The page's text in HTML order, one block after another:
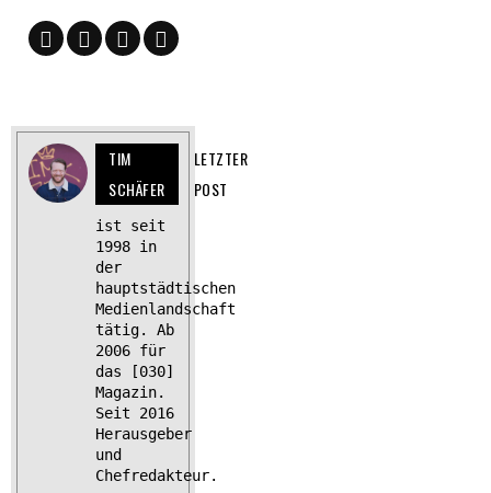
TIM
SCHÄFER
LETZTER
POST
ist seit
1998 in
der
hauptstädtischen
Medienlandschaft
tätig. Ab
2006 für
das [030]
Magazin.
Seit 2016
Herausgeber
und
Chefredakteur.